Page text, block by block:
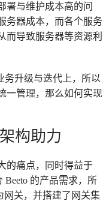
署与维护成本高的问
务器成本，而各个服务
而导致服务器等资源利
务升级与迭代上，所以
一管理，那么如何实现
构助力
的痛点，同时得益于
Beeto 的产品需求，所
网关，并搭建了网关集